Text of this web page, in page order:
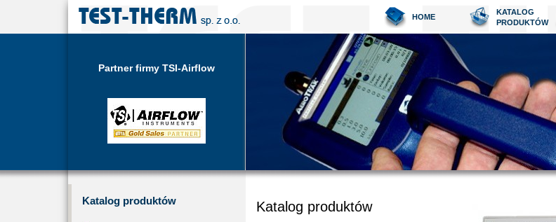
HOME
KATALOG
PRODUKTÓW
Partner firmy TSI-Airflow
Katalog produktów
Katalog produktów